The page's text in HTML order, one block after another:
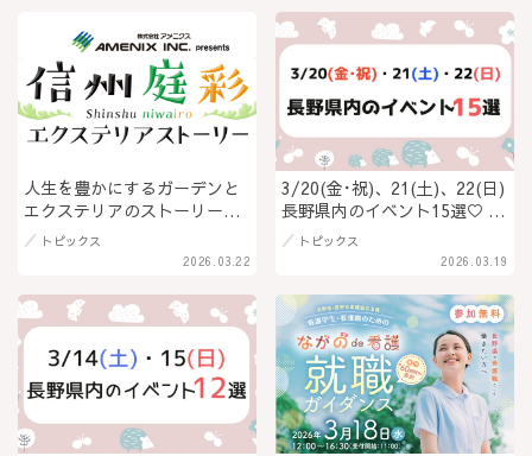
人生を豊かにするガーデンと
エクステリアのストーリー
「信州庭彩」（PR）
2026.03.22
トピックス
3/20(金･祝)、21(土)、22(日)
長野県内のイベント15選♡ お
でかけを楽しもう！
2026.03.19
トピックス